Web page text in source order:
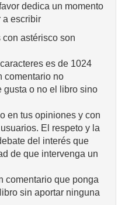
dedica un momento
a escribir
con astérisco son
es de 1024
comentario no
gusta o no el libro sino
en tus opiniones y con
El respeto y la
del interés que
de que intervenga un
comentario que ponga
sin aportar ninguna